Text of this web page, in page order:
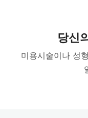
당신
미용시술이나 성